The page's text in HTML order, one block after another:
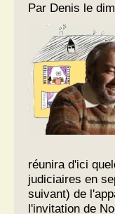
Par Denis le
réunira d'ici
judiciaires en
suivant) de
l'invitation de